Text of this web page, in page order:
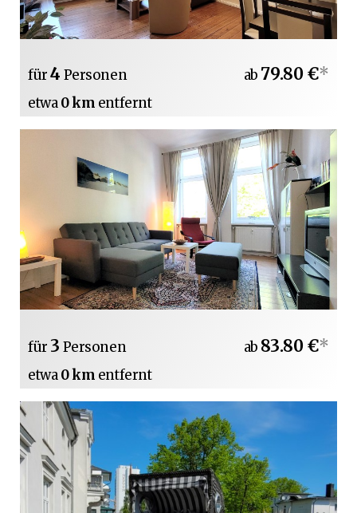
für4 Personen
etwa0 km entfernt
ab 79.80 €*
für 3 Personen
etwa0 km entfernt
ab 83.80 €*